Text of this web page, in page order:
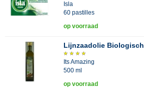
Isla
60 pastilles
op voorraad
Lijnzaadolie Biologisch
Its Amazing
500 ml
op voorraad